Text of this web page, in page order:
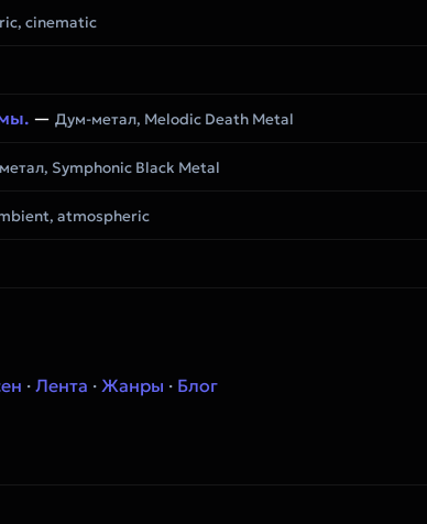
cinematic
— Дум-метал, Melodic Death Metal
Symphonic Black Metal
atmospheric
· Лента · Жанры · Блог